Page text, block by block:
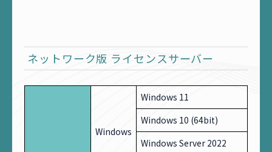
ネットワーク版 ライセンスサーバー
Windows
Windows 11
Windows 10 (64bit)
Windows Server 2022